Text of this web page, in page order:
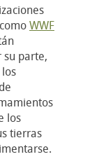
WWF
su parte,
los
tierras